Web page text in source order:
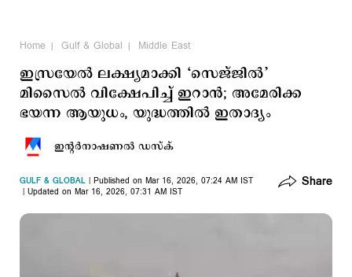
Home Gulf & Global Middle East
ഇസ്രയേല്‍ ലക്ഷ്യമാക്കി ‘സെജ്ജില്‍’
മിസൈല്‍ വിക്ഷേപിച്ച് ഇറാന്‍; അമേരിക്ക
ഭയന്ന ആയുധം, യുദ്ധത്തില്‍ ഇതാദ്യം
ഇന്‍റര്‍നാഷണല്‍ ഡസ്ക്
GULF & GLOBAL
Published on Mar 16, 2026, 07:24 AM IST
Updated on Mar 16, 2026, 07:31 AM IST
Share